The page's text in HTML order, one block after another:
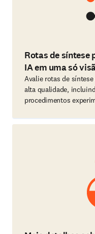
Rotas de síntese
IA em uma só
Avalie rotas de
alta qualidade,
procedimentos